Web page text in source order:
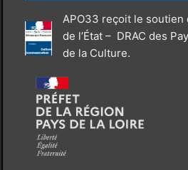
APO33 reçoit le soutien
de l’État – DRAC des
de la Culture.